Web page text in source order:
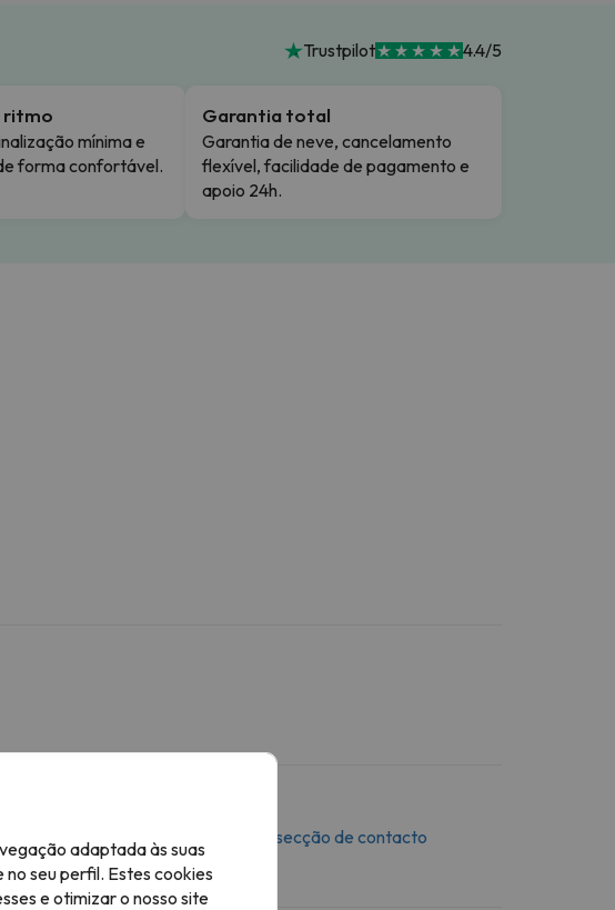
Trustpilot 4.4/5
ritmo
mínima e
forma confortável.
Garantia total
Garantia de neve, cancelamento
flexível, facilidade de pagamento e
apoio 24h.
envie uma mensagem através da
secção de contacto
adaptada às suas
seu perfil. Estes cookies
e otimizar o nosso site